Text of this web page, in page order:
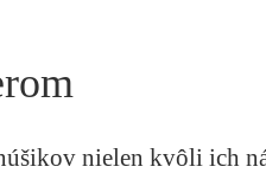
nielen kvôli ich